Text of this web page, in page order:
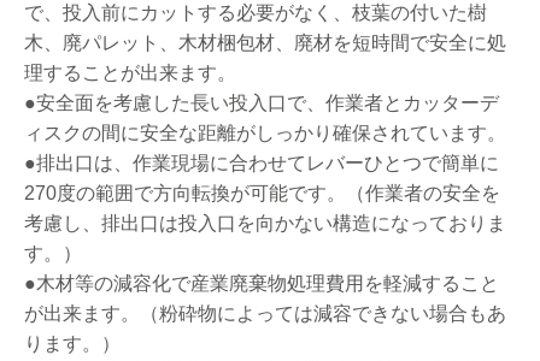
で、投入前にカットする必要がなく、枝葉の付いた樹
木、廃パレット、木材梱包材、廃材を短時間で安全に処
理することが出来ます。
●安全面を考慮した長い投入口で、作業者とカッターデ
ィスクの間に安全な距離がしっかり確保されています。
●排出口は、作業現場に合わせてレバーひとつで簡単に
270度の範囲で方向転換が可能です。（作業者の安全を
考慮し、排出口は投入口を向かない構造になっておりま
す。）
●木材等の減容化で産業廃棄物処理費用を軽減すること
が出来ます。（粉砕物によっては減容できない場合もあ
ります。）